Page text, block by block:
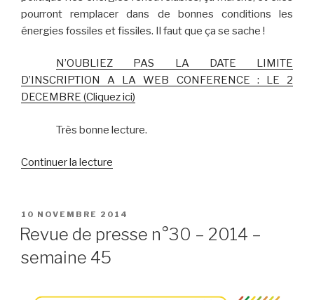
pourront remplacer dans de bonnes conditions les
énergies fossiles et fissiles. Il faut que ça se sache !
N’OUBLIEZ PAS LA DATE LIMITE
D’INSCRIPTION A LA WEB CONFERENCE : LE 2
DECEMBRE (Cliquez ici)
Très bonne lecture.
Continuer la lecture
n°14
–
PUBLIÉ
LE
10 NOVEMBRE 2014
Revue de presse n°30 – 2014 –
semaine 45